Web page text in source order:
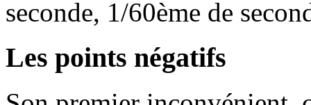
seconde, 1/60ème de
Les points négatifs